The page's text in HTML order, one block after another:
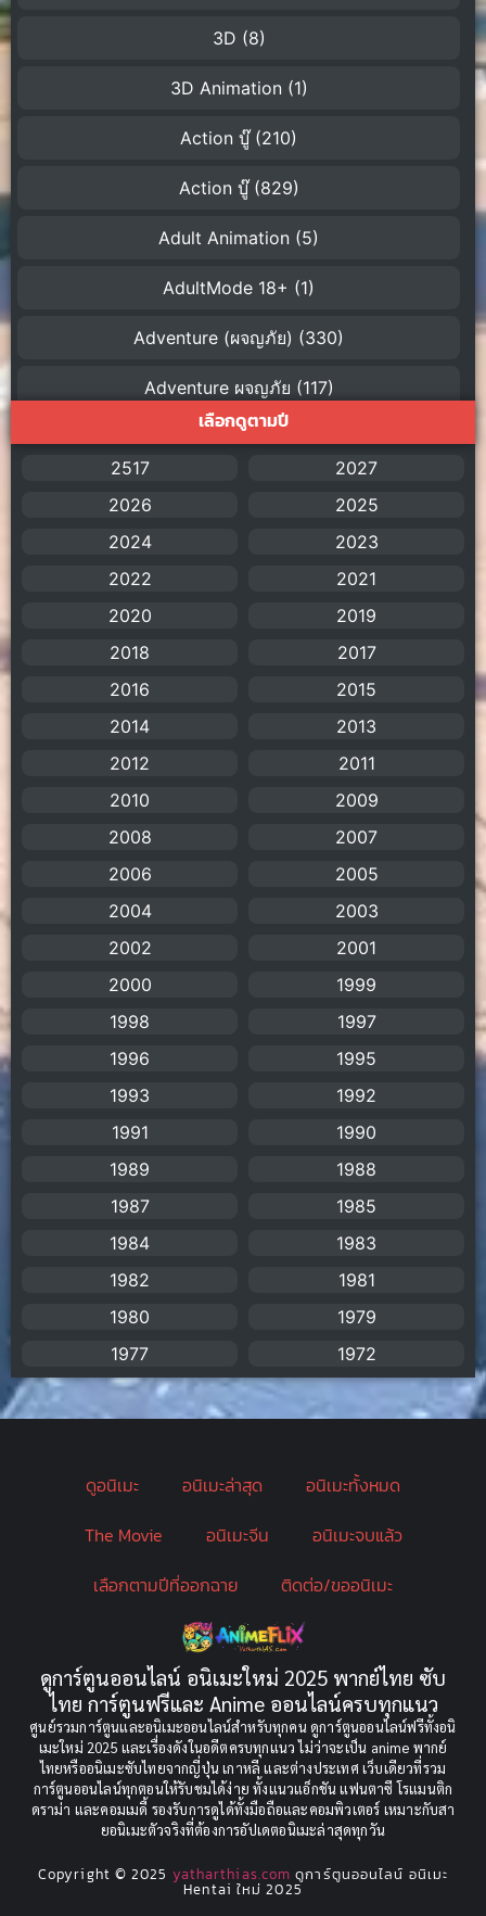
3D (8)
3D Animation (1)
Action บู๊(210)
Action บู๊(829)
Adult Animation (5)
AdultMode 18+ (1)
Adventure (ผจญภัย) (330)
Adventure ผจญภัย (117)
(1)
Animation การ์ตูน
Animation แอนิเมชั่น
Blood(1)
boys love
Censored (เซ็นเซอร์) (19)
CG Animation (2)
Childhood(1)
Comedy (ตลก)(349)
Comedy ตลก(85)
Comic Book การ์ตูน(1)
Coming of Age(2)
Coming of Age ก้าวพ้นวัย(7)
เลือกดูตามปี
2517
2027
2026
2025
2024
2023
2022
2021
2020
2019
2018
2017
2016
2015
2014
2013
2012
2011
2010
2009
2008
2007
2006
2005
2004
2003
2002
2001
2000
1999
1998
1997
1996
1995
1993
1992
1991
1990
1989
1988
1987
1985
1984
1983
1982
1981
1980
1979
1977
1972
ดูอนิเมะ อนิเมะล่าสุด
อนิเมะทั้งหมด
The Movie
อนิเมะจีน
อนิเมะจบแล้ว
เลือกตามปีที่ออกฉาย
ติดต่อ/ขออนิเมะ
ดูการ์ตูนออนไลน์ อนิเมะใหม่ 2025 พากย์ไทย ซับ
ไทย การ์ตูนฟรีและ Anime ออนไลน์ครบทุกแนว
ศูนย์รวมการ์ตูนและอนิเมะออนไลน์สำหรับทุกคน ดูการ์ตูนออนไลน์ฟรีทั้งอนิ
เมะใหม่ 2025 และเรื่องดังในอดีตครบทุกแนว ไม่ว่าจะเป็น anime พากย์
ไทยหรืออนิเมะซับไทยจากญี่ปุ่น เกาหลี และต่างประเทศ เว็บเดียวที่รวม
การ์ตูนออนไลน์ทุกตอนให้รับชมได้ง่าย ทั้งแนวแอ็กชัน แฟนตาซี โรแมนติก
ดราม่า และคอมเมดี้ รองรับการดูได้ทั้งมือถือและคอมพิวเตอร์ เหมาะกับสา
ยอนิเมะตัวจริงที่ต้องการอัปเดตอนิเมะล่าสุดทุกวัน
Copyright © 2025 yatharthias.com ดูการ์ตูนออนไลน์ อนิเมะ
Hentai ใหม่ 2025